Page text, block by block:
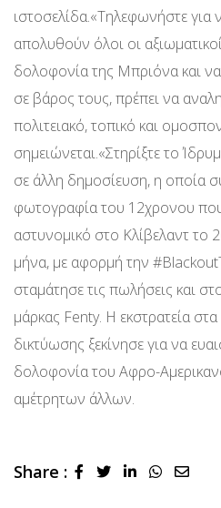
ιστοσελίδα.«Τηλεφωνήστε για
απολυθούν όλοι οι
δολοφονία της Μπριόνα και
σε βάρος τους, πρέπει να
πολιτειακό, τοπικό και
σημειώνεται.«Στηρίξτε το
σε άλλη δημοσίευση, η οποία
φωτογραφία του 12χρονου
αστυνομικό στο Κλίβελαντ το
μήνα, με αφορμή την
σταμάτησε τις πωλήσεις και
μάρκας Fenty. Η εκστρατεία
δικτύωσης ξεκίνησε για να
δολοφονία του Αφρο-
αμέτρητων άλλων.
Share : LinkedInWhatsapp
Share